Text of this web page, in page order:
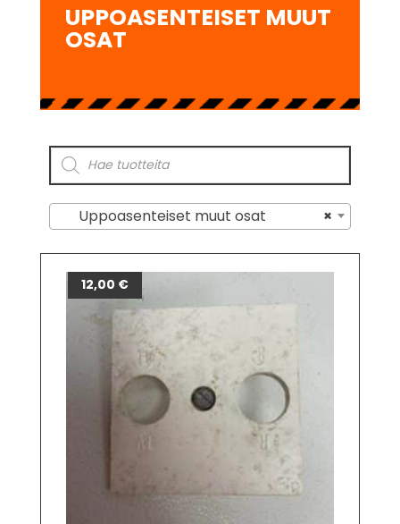
UPPOASENTEISET MUUT
OSAT
×
Uppoasenteiset muut osat
12,00 €